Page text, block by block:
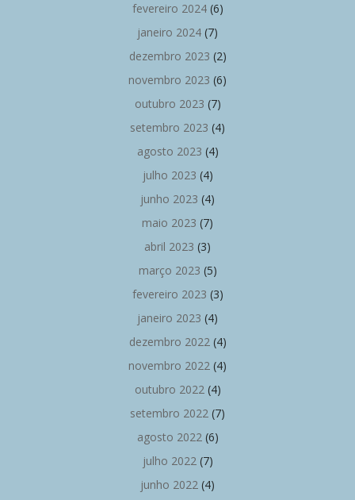
fevereiro 2024(6)
janeiro 2024 (7)
dezembro 2023 (2)
novembro 2023 (6)
outubro 2023 (7)
setembro 2023 (4)
agosto 2023 (4)
julho 2023 (4)
junho 2023 (4)
maio 2023 (7)
abril 2023 (3)
março 2023 (5)
fevereiro 2023 (3)
janeiro 2023 (4)
dezembro 2022(4)
novembro 2022 (4)
outubro 2022(4)
setembro 2022 (7)
agosto 2022(6)
julho 2022(7)
junho 2022 (4)